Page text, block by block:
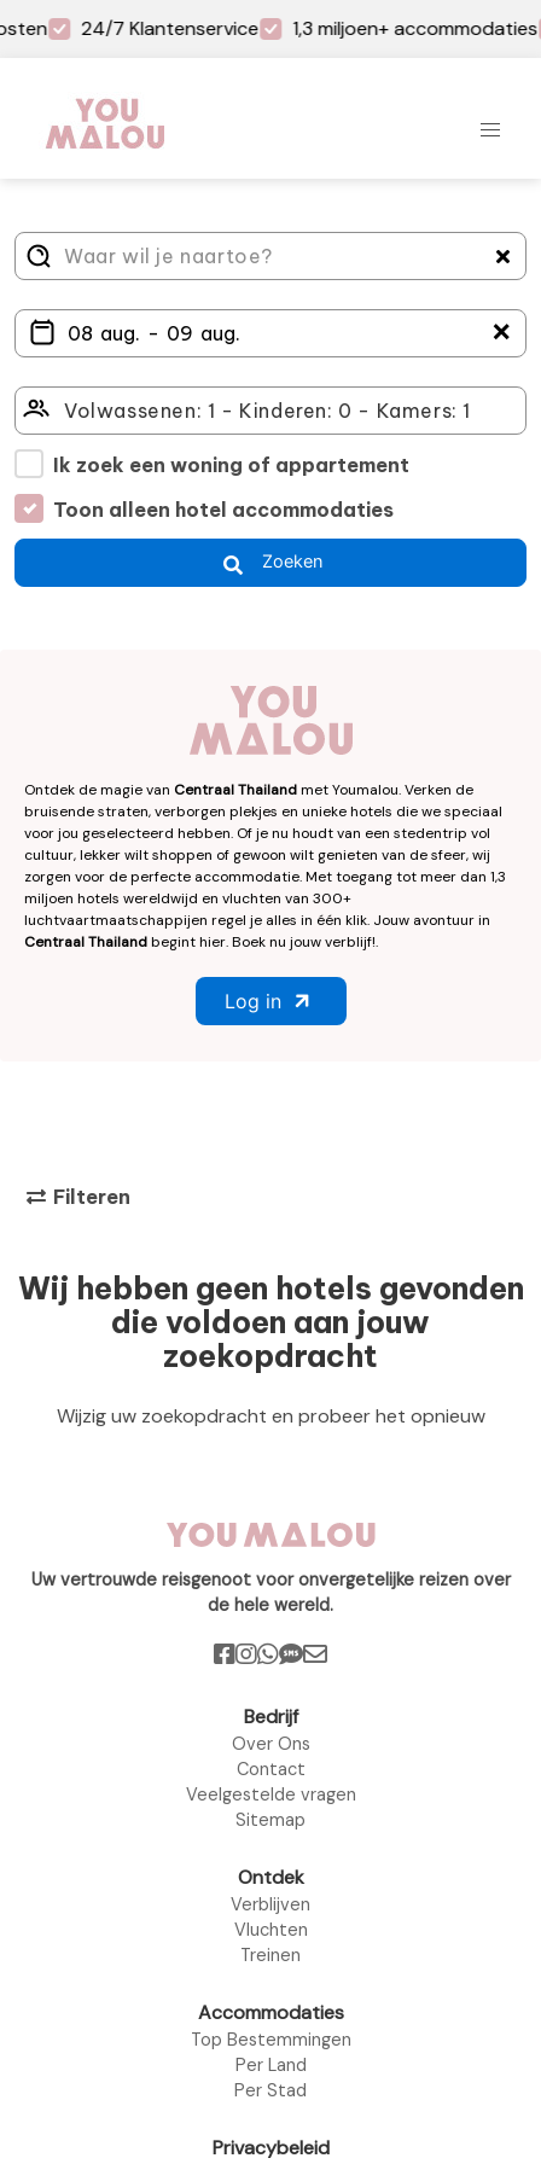
24/7 Klantenservice 1,3 miljoen+ accommodaties
＋
Ik zoek een woning of appartement
Toon alleen hotel accommodaties
Zoeken
Ontdek de magie van Centraal Thailandmet Youmalou. Verken de
bruisende straten, verborgen plekjes en unieke hotels die we speciaal
voor jou geselecteerd hebben. Of je nu houdt van een stedentrip vol
cultuur, lekker wilt shoppen of gewoon wilt genieten van de sfeer, wij
zorgen voor de perfecte accommodatie. Met toegang tot meer dan 1,3
miljoen hotels wereldwijd en vluchten van 300+
luchtvaartmaatschappijen regel je alles in één klik. Jouw avontuur in
Centraal Thailandbegint hier. Boek nu jouw verblijf!.
Log in
Filteren
Wij hebben geen hotels gevonden
die voldoen aan jouw
zoekopdracht
Wijzig uw zoekopdracht en probeer het opnieuw
Uw vertrouwde reisgenoot voor onvergetelijke reizen over
de hele wereld.
Bedrijf
Over Ons
Contact
Veelgestelde vragen
Sitemap
Ontdek
Verblijven
Vluchten
Treinen
Accommodaties
Top Bestemmingen
Per Land
Per Stad
Privacybeleid